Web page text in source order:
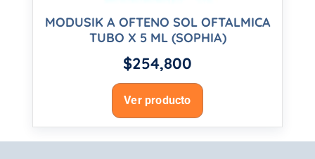
MODUSIK A OFTENO SOL OFTALMICA
TUBO X 5 ML (SOPHIA)
$254,800
Ver producto